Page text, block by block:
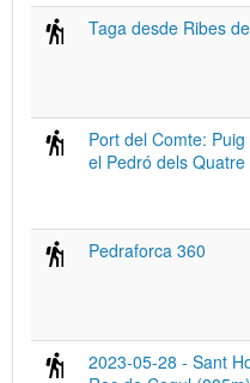
Taga desde Ribes
Port del Comte:
el Pedró dels Quatre
Pedraforca 360
2023-05-28 - Sant